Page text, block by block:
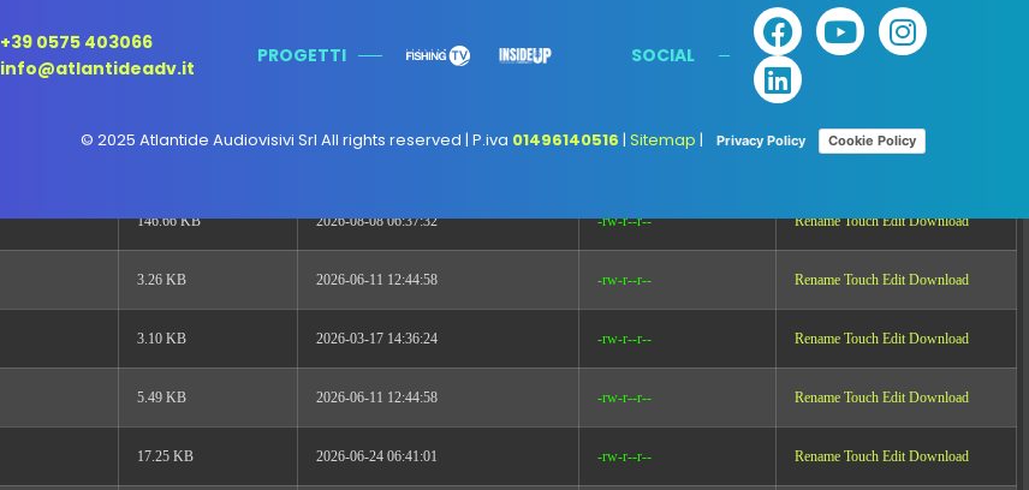
7.20 KB Rename Touch Edit Download
146.66 KB 2026-08-08 06:37:32 -rw-r--r-- Rename Touch Edit Download
3.26 KB 2026-06-11 12:44:58 -rw-r--r-- Rename Touch Edit Download
3.10 KB 2026-03-17 14:36:24 -rw-r--r-- Rename Touch Edit Download
5.49 KB 2026-06-11 12:44:58 -rw-r--r-- Rename Touch Edit Download
17.25 KB 2026-06-24 06:41:01 -rw-r--r-- Rename Touch Edit Download
+39 0575 403066
info@atlantideadv.it
PROGETTI SOCIAL
© 2025 Atlantide Audiovisivi Srl All rights reserved | P.iva 01496140516 | Sitemap | Privacy Policy Cookie Policy